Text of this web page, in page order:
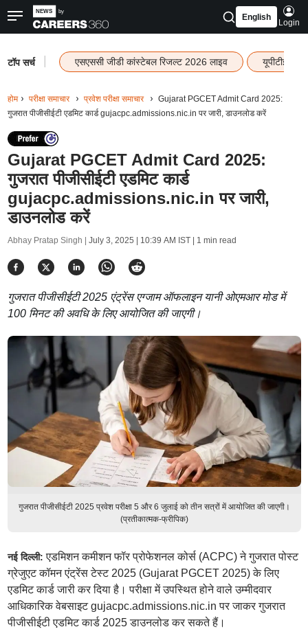
English
Login
टॉप सर्च एसएससी जीडी कांस्टेबल रिजल्ट 2026 लाइव यूपीटीईटी
होम परीक्षा समाचार प्रवेश परीक्षा समाचार
Gujarat PGCET Admit Card 2025:
गुजरात पीजीसीईटी एडमिट कार्ड gujacpc.admissions.nic.in पर जारी, डाउनलोड करें
Gujarat PGCET Admit Card 2025:
गुजरात पीजीसीईटी एडमिट कार्ड
gujacpc.admissions.nic.in पर जारी,
डाउनलोड करें
Abhay Pratap Singh | July 3, 2025 | 10:39 AM IST| 1 min read
गुजरात पीजीसीईटी 2025 एंट्रेंस एग्जाम ऑफलाइन यानी ओएमआर मोड में
100 मिनट की अवधि के लिए आयोजित की जाएगी।
गुजरात पीजीसीईटी 2025 प्रवेश परीक्षा 5 और 6 जुलाई को तीन सत्रों में आयोजित की जाएगी।
(प्रतीकात्मक-फ्रीपिक)
नई दिल्ली: एडमिशन कमीशन फॉर प्रोफेशनल कोर्स (ACPC) ने गुजरात पोस्ट
ग्रेजुएट कॉमन एंट्रेंस टेस्ट 2025 (Gujarat PGCET 2025) के लिए
एडमिट कार्ड जारी कर दिया है। परीक्षा में उपस्थित होने वाले उम्मीदवार
आधिकारिक वेबसाइट gujacpc.admissions.nic.in पर जाकर गुजरात
पीजीसीईटी एडमिट कार्ड 2025 डाउनलोड कर सकते हैं।